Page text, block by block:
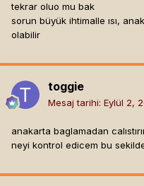
tekrar oluo mu bak
sorun büyük ihtimalle ısı,
olabilir
toggie
Mesaj tarihi: Eylül 2,
anakarta baglamadan
neyi kontrol edicem bu